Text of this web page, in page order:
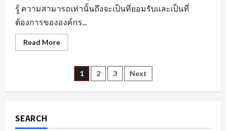
รู้ ความสามารถเท่านั้นถึงจะเป็นที่ยอมรับและเป็นที่
ต้องการขององค์กร...
Read MoreRead
more
ตัวอย่าง
พร้อม
ทุก
Posts
pagination
1 2 3 Next
SEARCH